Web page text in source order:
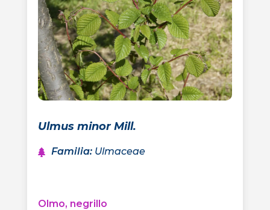
Ulmus minor Mill.
Familia: Ulmaceae
Olmo, negrillo